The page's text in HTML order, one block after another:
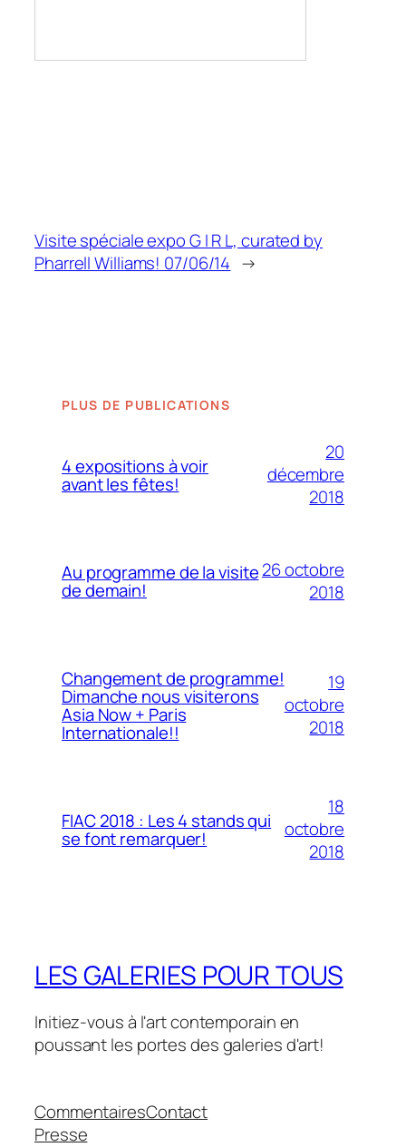
Visite spéciale expo G I R L, curated by
Pharrell Williams! 07/06/14 →
PLUS DE PUBLICATIONS
4 expositions à voir
avant les fêtes!
20
décembre
2018
Au programme de la visite
de demain!
26 octobre
2018
Changement de programme!
Dimanche nous visiterons
Asia Now + Paris
Internationale!!
19
octobre
2018
FIAC 2018 : Les 4 stands qui
se font remarquer!
18
octobre
2018
LES GALERIES POUR TOUS
Initiez-vous à l'art contemporain en
poussant les portes des galeries d'art!
Commentaires
Presse
Contact